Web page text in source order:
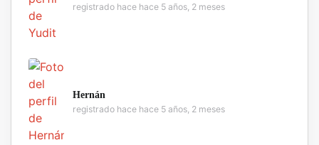
registrado hace hace 5 años, 2 meses
Hernán
registrado hace hace 5 años, 2 meses